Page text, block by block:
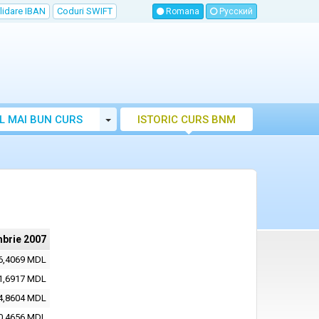
IBAN Coduri SWIFT Romana Русский
MAI BUN CURS
MOLDOVA
Toggle Dropdown
ISTORIC CURS BNM
2007
MDL
MDL
MDL